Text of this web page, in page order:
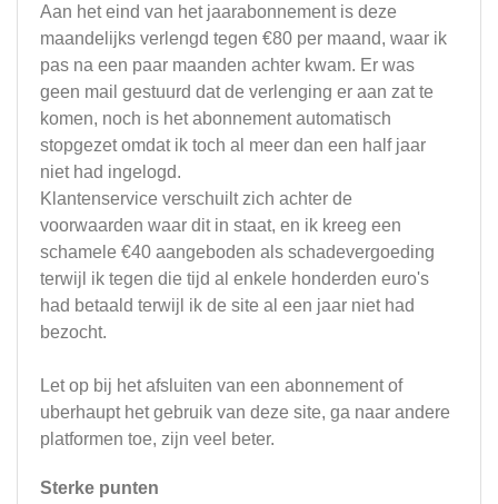
Aan het eind van het jaarabonnement is deze
maandelijks verlengd tegen €80 per maand, waar ik
pas na een paar maanden achter kwam. Er was
geen mail gestuurd dat de verlenging er aan zat te
komen, noch is het abonnement automatisch
stopgezet omdat ik toch al meer dan een half jaar
niet had ingelogd.
Klantenservice verschuilt zich achter de
voorwaarden waar dit in staat, en ik kreeg een
schamele €40 aangeboden als schadevergoeding
terwijl ik tegen die tijd al enkele honderden euro's
had betaald terwijl ik de site al een jaar niet had
bezocht.
Let op bij het afsluiten van een abonnement of
uberhaupt het gebruik van deze site, ga naar andere
platformen toe, zijn veel beter.
Sterke punten